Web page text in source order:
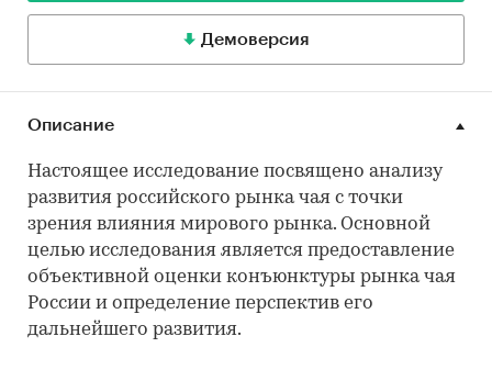
Демоверсия
Описание
Настоящее исследование посвящено анализу
развития российского рынка чая с точки
зрения влияния мирового рынка. Основной
целью исследования является предоставление
объективной оценки конъюнктуры рынка чая
России и определение перспектив его
дальнейшего развития.